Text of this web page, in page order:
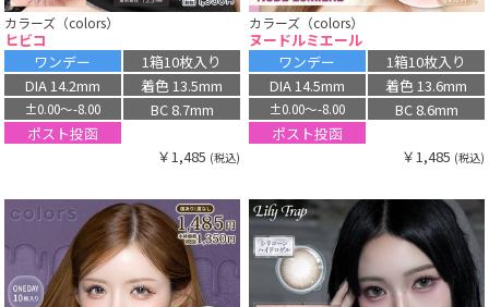
カラーズ（colors）
ヒビコ
ワンデー
1箱10枚入り
DIA 14.2mm
着色 13.5mm
±0.00〜-8.00
BC 8.7mm
ポスト投函
￥1,485 (税込)
カラーズ（colors）
ヌードルミエール
ワンデー
1箱10枚入り
DIA 14.5mm
着色 13.6mm
±0.00〜-8.00
BC 8.6mm
ポスト投函
￥1,485 (税込)